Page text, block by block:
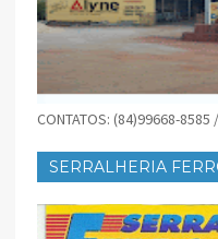
CONTATOS: (84)99668-8585
SERRALHERIA